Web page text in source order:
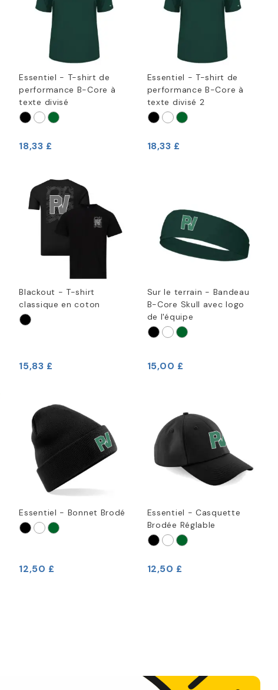
Essentiel - T-shirt de
performance B-Core à
texte divisé
18,33 £
Essentiel - T-shirt de
performance B-Core à
texte divisé 2
18,33 £
Blackout - T-shirt
classique en coton
15,83 £
Sur le terrain - Bandeau
B-Core Skull avec logo
de l'équipe
15,00 £
Essentiel - Bonnet Brodé
12,50 £
Essentiel - Casquette
Brodée Réglable
12,50 £